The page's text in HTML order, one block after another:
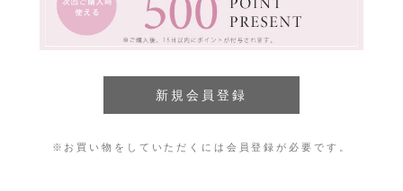
※お買い物をしていただくには会員登録が必要です。